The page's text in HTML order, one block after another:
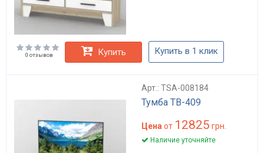
0 отзывов Купить Купить в 1 клик
Арт.: TSA-008184
Тумба ТВ-409
Цена от 12825 грн.
Наличие уточняйте